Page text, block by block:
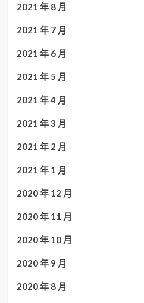
2021 年 8 月
2021 年 7 月
2021 年 6 月
2021 年 5 月
2021 年 4 月
2021 年 3 月
2021 年 2 月
2021 年 1 月
2020 年 12 月
2020 年 11 月
2020 年 10 月
2020 年 9 月
2020 年 8 月